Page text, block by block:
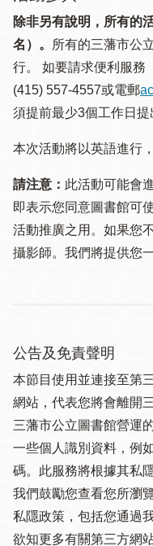
除非另有說明，所有的
名）。
所有的三藩市公
行。 如要請求便利服務
(415) 557-4557或電郵
須提 前最少3個工作日
本次活動將以英語進行
請注意： 此活動可能會
即表示您同意圖書館可
活動推廣之用。如果您
攝影師。我們將提供您
公告及免責聲明
本節目使用並連接至第
網站，代表您將會離開
三藩市公立圖書館營運
一些個人識別資料，例
碼。此服務將根據其私
我們鼓勵您查看您所瀏
私隱政策，包括您通過
欲知更多有關第三方網